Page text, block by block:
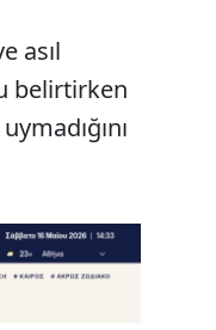
asıl
belirtirken